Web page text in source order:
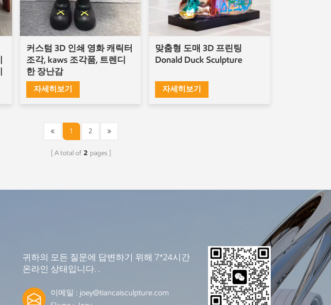
커스텀 3D 인쇄 영화 캐릭터
조각, kaws 조각품, 트렌디
한 장난감
자세히보기
맞춤형 도매 3D 프린팅
Donald Duck Sculpture
자세히보기
1 2
A total of 2 pages
귀하의 모든 질문에 답변하기 위해 7*24시간
온라인 상태입니다. .
이메일 : joey@tiancaisculpture.com